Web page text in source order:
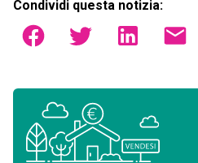
Condividi questa notizia: